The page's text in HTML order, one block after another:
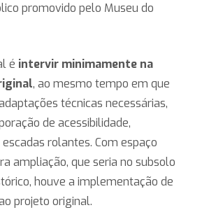
promovido pelo Museu do
é intervir minimamente na
, ao mesmo tempo em que
técnicas necessárias,
de acessibilidade,
rolantes. Com espaço
ampliação, que seria no subsolo
houve a implementação de
projeto original.